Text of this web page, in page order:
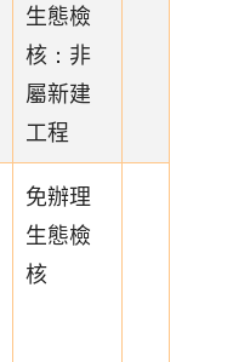
生態檢
核：非
屬新建
工程
免辦理
生態檢
核